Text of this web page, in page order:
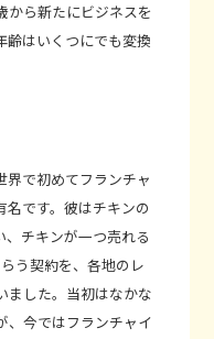
から新たにビジネスを
齢はいくつにでも変換
界で初めてフランチャ
です。彼はチキンの
、チキンが一つ売れる
う契約を、各地のレ
ました。当初はなかな
、今ではフランチャイ